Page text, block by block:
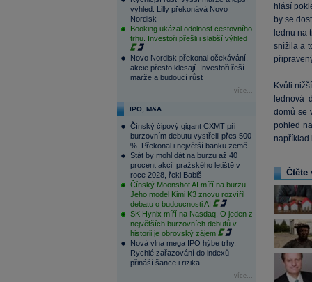
výhled. Lilly překonává Novo
Nordisk
Booking ukázal odolnost cestovního
trhu. Investoři přešli i slabší výhled
Novo Nordisk překonal očekávání,
akcie přesto klesají. Investoři řeší
marže a budoucí růst
více...
IPO, M&A
Čínský čipový gigant CXMT při
burzovním debutu vystřelil přes 500
%. Překonal i největší banku země
Stát by mohl dát na burzu až 40
procent akcií pražského letiště v
roce 2028, řekl Babiš
Čínský Moonshot AI míří na burzu.
Jeho model Kimi K3 znovu rozvířil
debatu o budoucnosti AI
SK Hynix míří na Nasdaq. O jeden z
největších burzovních debutů v
historii je obrovský zájem
Nová vlna mega IPO hýbe trhy.
Rychlé zařazování do indexů
přináší šance i rizika
více...
hlásí
by se
lednu na
snížila a
Kvůli
lednová
domů se
pohled
například
Čtěte